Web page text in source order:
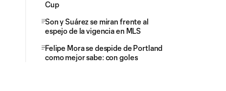
Cup
Son y Suárez se miran frente al
espejo de la vigencia en MLS
Felipe Mora se despide de Portland
como mejor sabe: con goles